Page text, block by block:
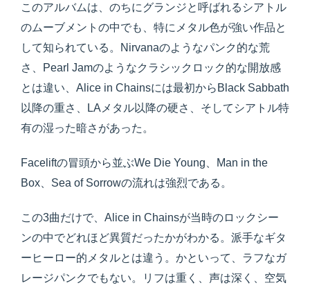
このアルバムは、のちにグランジと呼ばれるシアトル
のムーブメントの中でも、特にメタル色が強い作品と
して知られている。Nirvanaのようなパンク的な荒
さ、Pearl Jamのようなクラシックロック的な開放感
とは違い、Alice in Chainsには最初からBlack Sabbath
以降の重さ、LAメタル以降の硬さ、そしてシアトル特
有の湿った暗さがあった。
Faceliftの冒頭から並ぶWe Die Young、Man in the
Box、Sea of Sorrowの流れは強烈である。
この3曲だけで、Alice in Chainsが当時のロックシー
ンの中でどれほど異質だったかがわかる。派手なギタ
ーヒーロー的メタルとは違う。かといって、ラフなガ
レージパンクでもない。リフは重く、声は深く、空気